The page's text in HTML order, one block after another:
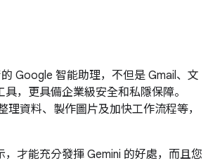
Google 智能助理，不但是 Gmail、文
，更具備企業級安全和私隱保障。
理資料、製作圖片及加快工作流程等，
才能充分發揮 Gemini 的好處，而且您